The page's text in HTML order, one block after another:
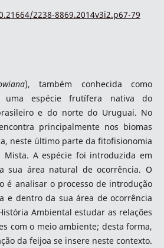
2238-8869.2014v3i2.p67-79
), também conhecida como
uma espécie frutífera nativa do
e do norte do Uruguai. No
principalmente nos biomas
neste último parte da fitofisionomia
Mista. A espécie foi introduzida em
sua área natural de ocorrência. O
é analisar o processo de introdução
e dentro da sua área de ocorrência
Ambiental estudar as relações
com o meio ambiente; desta forma,
da feijoa se insere neste contexto.